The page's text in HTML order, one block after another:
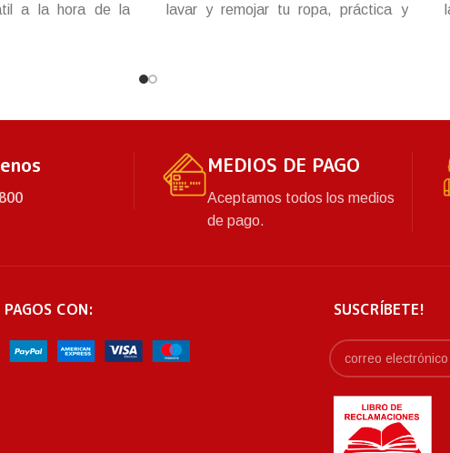
a la hora de la
de colores.
lavar y remojar tu ropa, práctica y
MEDIOS DE PAGO
Aceptamos todos los medios
de pago.
PAGOS CON: SUSCRÍBETE!